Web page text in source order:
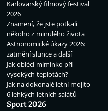
Karlovarský filmový festival
2026
Znamení, že jste potkali
někoho z minulého života
Astronomické úkazy 2026:
zatmění slunce a další
Jak obléci miminko při
vysokých teplotách?
Jak na dokonalé letní mojito
6 lehkých letních salátů
Sport 2026